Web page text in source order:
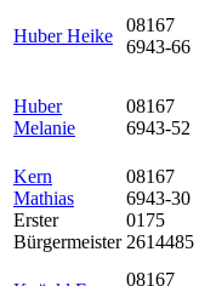
Huber Heike
08167
6943-66
Huber
Melanie
08167
6943-52
Kern
Mathias
Erster
Bürgermeister
08167
6943-30
0175
2614485
08167